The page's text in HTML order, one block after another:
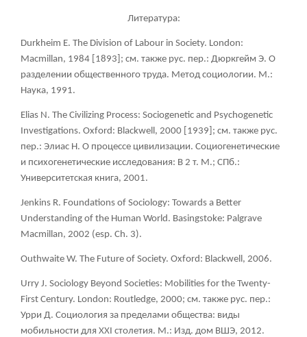
Литература:
Durkheim Е. The Division of Labour in Society. London:
Macmillan, 1984 [1893]; см. также рус. пер.: Дюркгейм Э. О
разделении общественного труда. Метод социологии. М.:
Наука, 1991.
Elias N. The Civilizing Process: Sociogenetic and Psychogenetic
Investigations. Oxford: Blackwell, 2000 [1939]; см. также рус.
пер.: Элиас Н. О процессе цивилизации. Социогенетические
и психогенетические исследования: В 2 т. М.; СПб.:
Университетская книга, 2001.
Jenkins R. Foundations of Sociology: Towards a Better
Understanding of the Human World. Basingstoke: Palgrave
Macmillan, 2002 (esp. Ch. 3).
Outhwaite W. The Future of Society. Oxford: Blackwell, 2006.
Urry J. Sociology Beyond Societies: Mobilities for the Twenty-
First Century. London: Routledge, 2000; см. также рус. пер.:
Урри Д. Социология за пределами общества: виды
мобильности для XXI столетия. М.: Изд. дом ВШЭ, 2012.